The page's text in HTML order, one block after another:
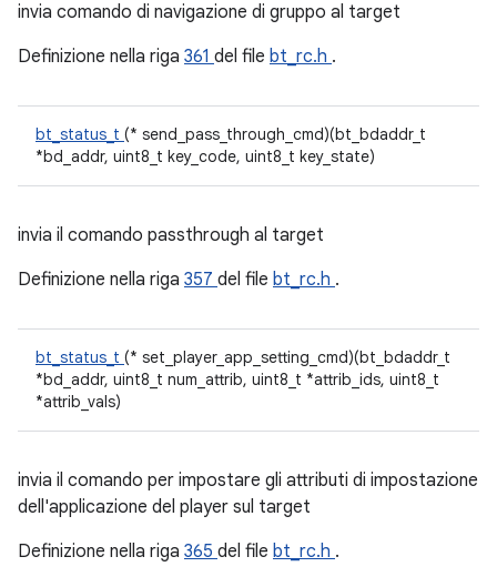
invia comando di navigazione di gruppo al target
Definizione nella riga 361 del file bt_rc.h .
bt_status_t (* send_pass_through_cmd)(bt_bdaddr_t
*bd_addr, uint8_t key_code, uint8_t key_state)
invia il comando passthrough al target
Definizione nella riga 357 del file bt_rc.h .
bt_status_t (* set_player_app_setting_cmd)(bt_bdaddr_t
*bd_addr, uint8_t num_attrib, uint8_t *attrib_ids, uint8_t
*attrib_vals)
invia il comando per impostare gli attributi di impostazione
dell'applicazione del player sul target
Definizione nella riga 365 del file bt_rc.h .